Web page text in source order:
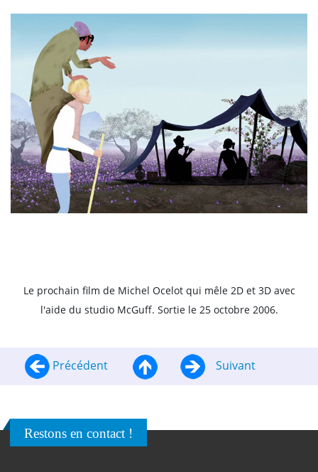
Le prochain film de Michel Ocelot qui mêle 2D et 3D avec
l'aide du studio McGuff. Sortie le 25 octobre 2006.
Précédent Suivant
Restons en contact !